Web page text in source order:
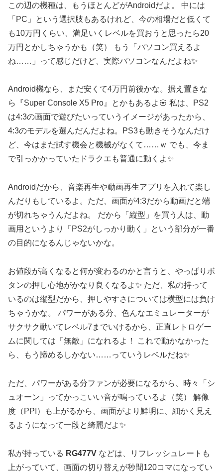
この辺の機種は、もうほとんどがAndroidだよ。 中には
「PC」という選択肢もあるけれど、今の相場だと低くて
も10万円くらい、満足いくレベルを買おうと思ったら20
万円とかしちゃうかも（笑） もう「パソコン買えるよ
ね……」って感じだけど、実際パソコンなんだよね✨
Android機なら、まだ安くて4万円前後かな。据え置きな
ら『Super Console X5 Pro』とかもあるよ🌸 私は、PS2
は4:3の画面で遊びたいっていうイメージがあったから、
4:3のモデルを選んだんだよね。PS3も動きそうなんだけ
ど、今はまだ試す機会と機械がなくて……ｗ でも、今ま
で引っかかっていたドラクエも普通に動くよ✨
Androidだから、音楽再生や動画再生アプリを入れて楽し
んだりもしているよ。ただ、画面が4:3だから動画だと端
が切れちゃうんだよね。 だから「縦型」を買う人は、動
画用というより「PS2がしっかり動く」という部分が一番
の目的になるんじゃないかな。
お値段が高くなると何が変わるのかと言うと、やっぱりボ
タンの押し心地がかなり良くなるよ✨ ただ、私の持って
いるのは縦型だから、押しやすさについては横型には負け
ちゃうかな。 パワーがある分、色んなエミュレーターが
サクサク動いてレベル7までいけるから、正直レトロゲー
ムに関しては「無敵」になれるよ！ これで動かなかった
ら、もう諦めるしかない……っていうレベルだね✨
ただ、パワーがある分ファンが必要になるから、時々「シ
ュオーン」ってかっこいい音が鳴っているよ（笑） 解像
度（PPI）も上がるから、画面がより鮮明に、細かく見え
るようになって一段と綺麗だよ✨
私が持っている RG477V などは、リフレッシュレートも
上がっていて、画面の切り替えが秒間120コマになってい